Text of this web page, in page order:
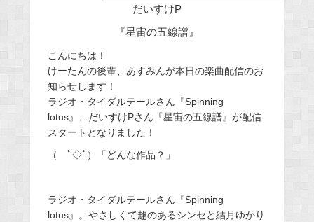
だいすけP
『星宙の五線譜』
こんにちは！
けーたんの後輩、あすみんが本日の楽曲配信のお
知らせします！
ラジオ・タイダルテールさん『Spinning
lotus』、だいすけPさん『星宙の五線譜』が配信
スタートとなりました！
（ ﾟ◇ﾟ）「どんな作品？」
ラジオ・タイダルテールさん『Spinning
lotus』。やさしくて趣のあるシンセと結月ゆかり